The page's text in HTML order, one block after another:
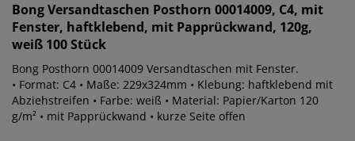
BongVersandtaschen Posthorn 00014009, C4, mit
Fenster, haftklebend, mit Papprückwand, 120g,
weiß 100 Stück
Bong Posthorn 00014009 Versandtaschen mit Fenster.
• Format: C4 • Maße: 229x324mm • Klebung: haftklebend mit
Abziehstreifen • Farbe: weiß • Material: Papier/Karton 120
g/m² • mit Papprückwand • kurze Seite offen